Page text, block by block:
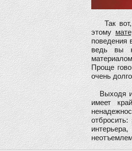
Так вот,
этому
поведения
ведь вы
Проще
очень
Выходя из
имеет